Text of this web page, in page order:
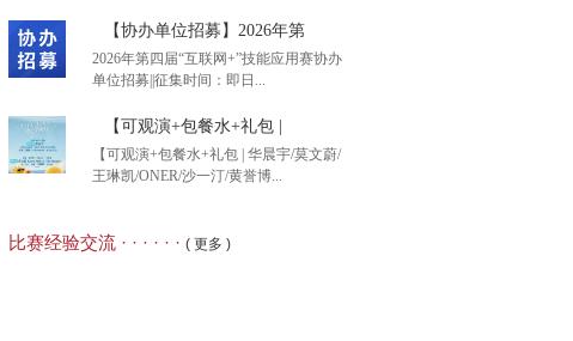
【“互联网+”】2026年第
【协办单位招募】2026年第
2026年第四届“互联网+”技能应用赛协办
单位招募||征集时间：即日...
【协办单位招募】2026年第
【可观演+包餐水+礼包 |
【可观演+包餐水+礼包 | 华晨宇/莫文蔚/
王琳凯/ONER/沙一汀/黄誉博...
比赛经验交流 · · · · · · ( 更多 )